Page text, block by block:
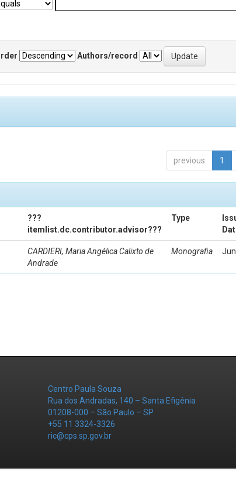
Authors/record
previous 1
???
itemlist.dc.contributor.advisor???
Type
CARDIERI, Maria Angélica Calixto de
Andrade
Monografia
Centro Paula Souza
Rua dos Andradas, 140 – Santa Efigênia
01208-000 – São Paulo – SP
+55 11 3324-3326
ric@cps.sp.gov.br